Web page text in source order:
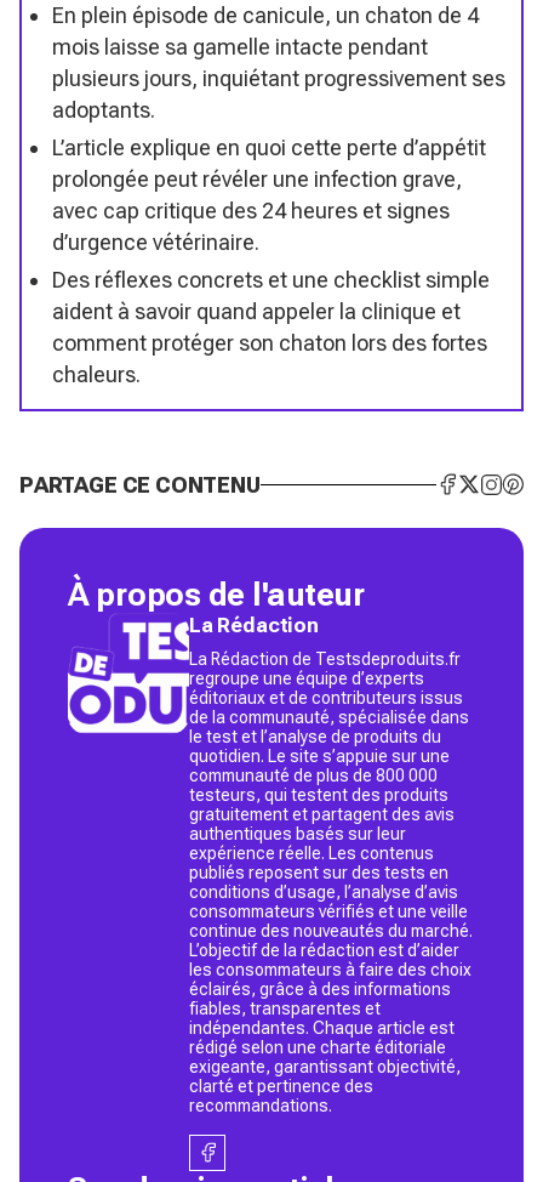
En plein épisode de canicule, un chaton de 4
mois laisse sa gamelle intacte pendant
plusieurs jours, inquiétant progressivement ses
adoptants.
L’article explique en quoi cette perte d’appétit
prolongée peut révéler une infection grave,
avec cap critique des 24 heures et signes
d’urgence vétérinaire.
Des réflexes concrets et une checklist simple
aident à savoir quand appeler la clinique et
comment protéger son chaton lors des fortes
chaleurs.
PARTAGE CE CONTENU
À propos de l'auteur
La Rédaction
La Rédaction de Testsdeproduits.fr
regroupe une équipe d’experts
éditoriaux et de contributeurs issus
de la communauté, spécialisée dans
le test et l’analyse de produits du
quotidien. Le site s’appuie sur une
communauté de plus de 800 000
testeurs, qui testent des produits
gratuitement et partagent des avis
authentiques basés sur leur
expérience réelle. Les contenus
publiés reposent sur des tests en
conditions d’usage, l’analyse d’avis
consommateurs vérifiés et une veille
continue des nouveautés du marché.
L’objectif de la rédaction est d’aider
les consommateurs à faire des choix
éclairés, grâce à des informations
fiables, transparentes et
indépendantes. Chaque article est
rédigé selon une charte éditoriale
exigeante, garantissant objectivité,
clarté et pertinence des
recommandations.